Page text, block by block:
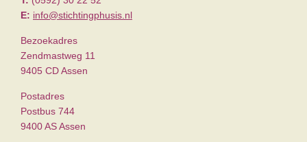
E: info@stichtingphusis.nl
Bezoekadres
Zendmastweg 11
9405 CD Assen
Postadres
Postbus 744
9400 AS Assen